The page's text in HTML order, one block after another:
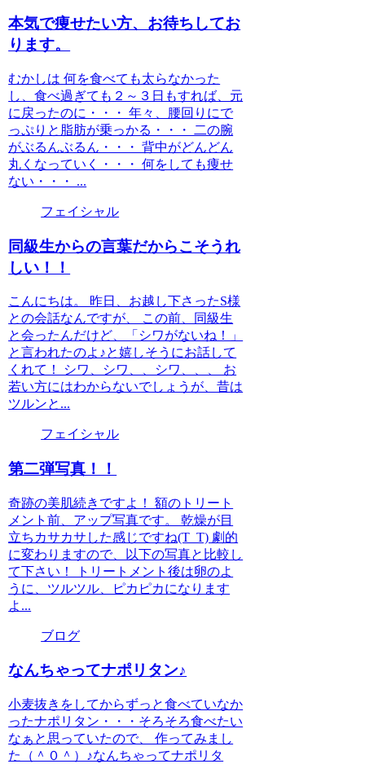
本気で痩せたい方、お待ちしてお
ります。
むかしは 何を食べても太らなかった
し、食べ過ぎても２～３日もすれば、元
に戻ったのに・・・ 年々、腰回りにで
っぷりと脂肪が乗っかる・・・ 二の腕
がぶるんぶるん・・・ 背中がどんどん
丸くなっていく・・・ 何をしても痩せ
ない・・・ ...
フェイシャル
同級生からの言葉だからこそうれ
しい！！
こんにちは。 昨日、お越し下さったS様
との会話なんですが、 この前、同級生
と会ったんだけど、「シワがないね！」
と言われたのよ♪と嬉しそうにお話して
くれて！ シワ、シワ、、シワ、、、 お
若い方にはわからないでしょうが、昔は
ツルンと...
フェイシャル
第二弾写真！！
奇跡の美肌続きですよ！ 額のトリート
メント前、アップ写真です。 乾燥が目
立ちカサカサした感じですね(T_T) 劇的
に変わりますので、以下の写真と比較し
て下さい！ トリートメント後は卵のよ
うに、ツルツル、ピカピカになります
よ...
ブログ
なんちゃってナポリタン♪
小麦抜きをしてからずっと食べていなか
ったナポリタン・・・そろそろ食べたい
なぁと思っていたので、 作ってみまし
た（＾０＾）♪なんちゃってナポリタ